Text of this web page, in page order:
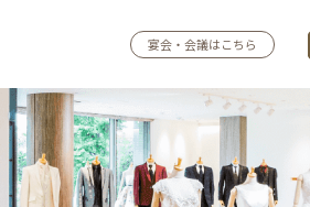
宴会・会議はこちら